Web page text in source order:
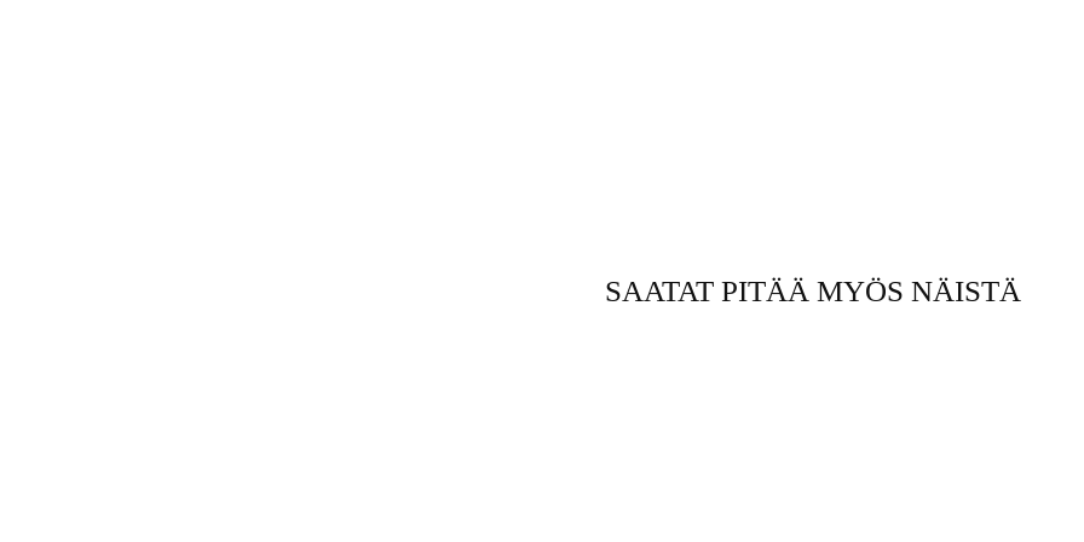
SAATAT PITÄÄ MYÖS NÄISTÄ